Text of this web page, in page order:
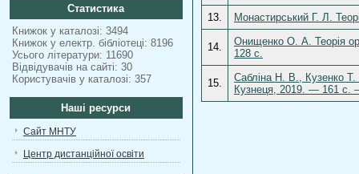
Статистика
Книжок у каталозі: 3494
Книжок у електр. бібліотеці: 8196
Усього літератури: 11690
Відвідувачів на сайті: 30
Користувачів у каталозі: 357
Наші ресурси
Сайт МНТУ
Центр дистанційної освіти
13.
Монастирський Г. Л.
14.
Онищенко О. А. Теорія
128 с.
15.
Сабліна Н. В., Кузенко
Кузнеця, 2019. — 161 с.